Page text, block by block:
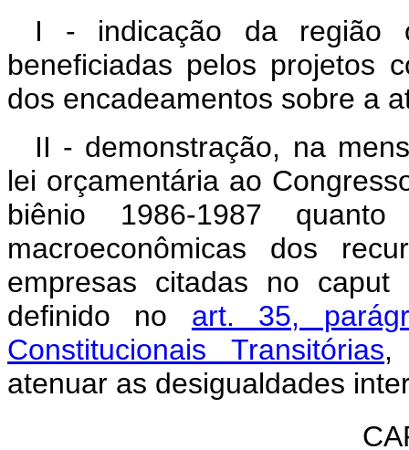
I - indicação da região
beneficiadas pelos projetos
dos encadeamentos sobre a
II - demonstração, na
lei orçamentária ao
biênio 1986-1987
macroeconômicas dos
empresas citadas no
definido no art. 35,
Constitucionais Transitórias,
atenuar as desigualdades